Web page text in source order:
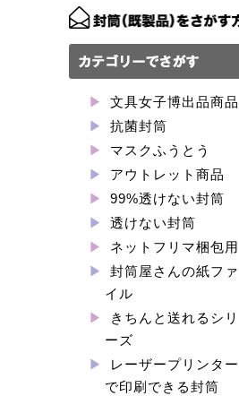
文具女子博出品商品
抗菌封筒
マスクふうとう
アウトレット商品
99%透けない封筒
透けない封筒
ネットフリマ梱包用
封筒屋さんの紙ファ
イル
きちんと送れるシリ
ーズ
レーザープリンター
で印刷できる封筒